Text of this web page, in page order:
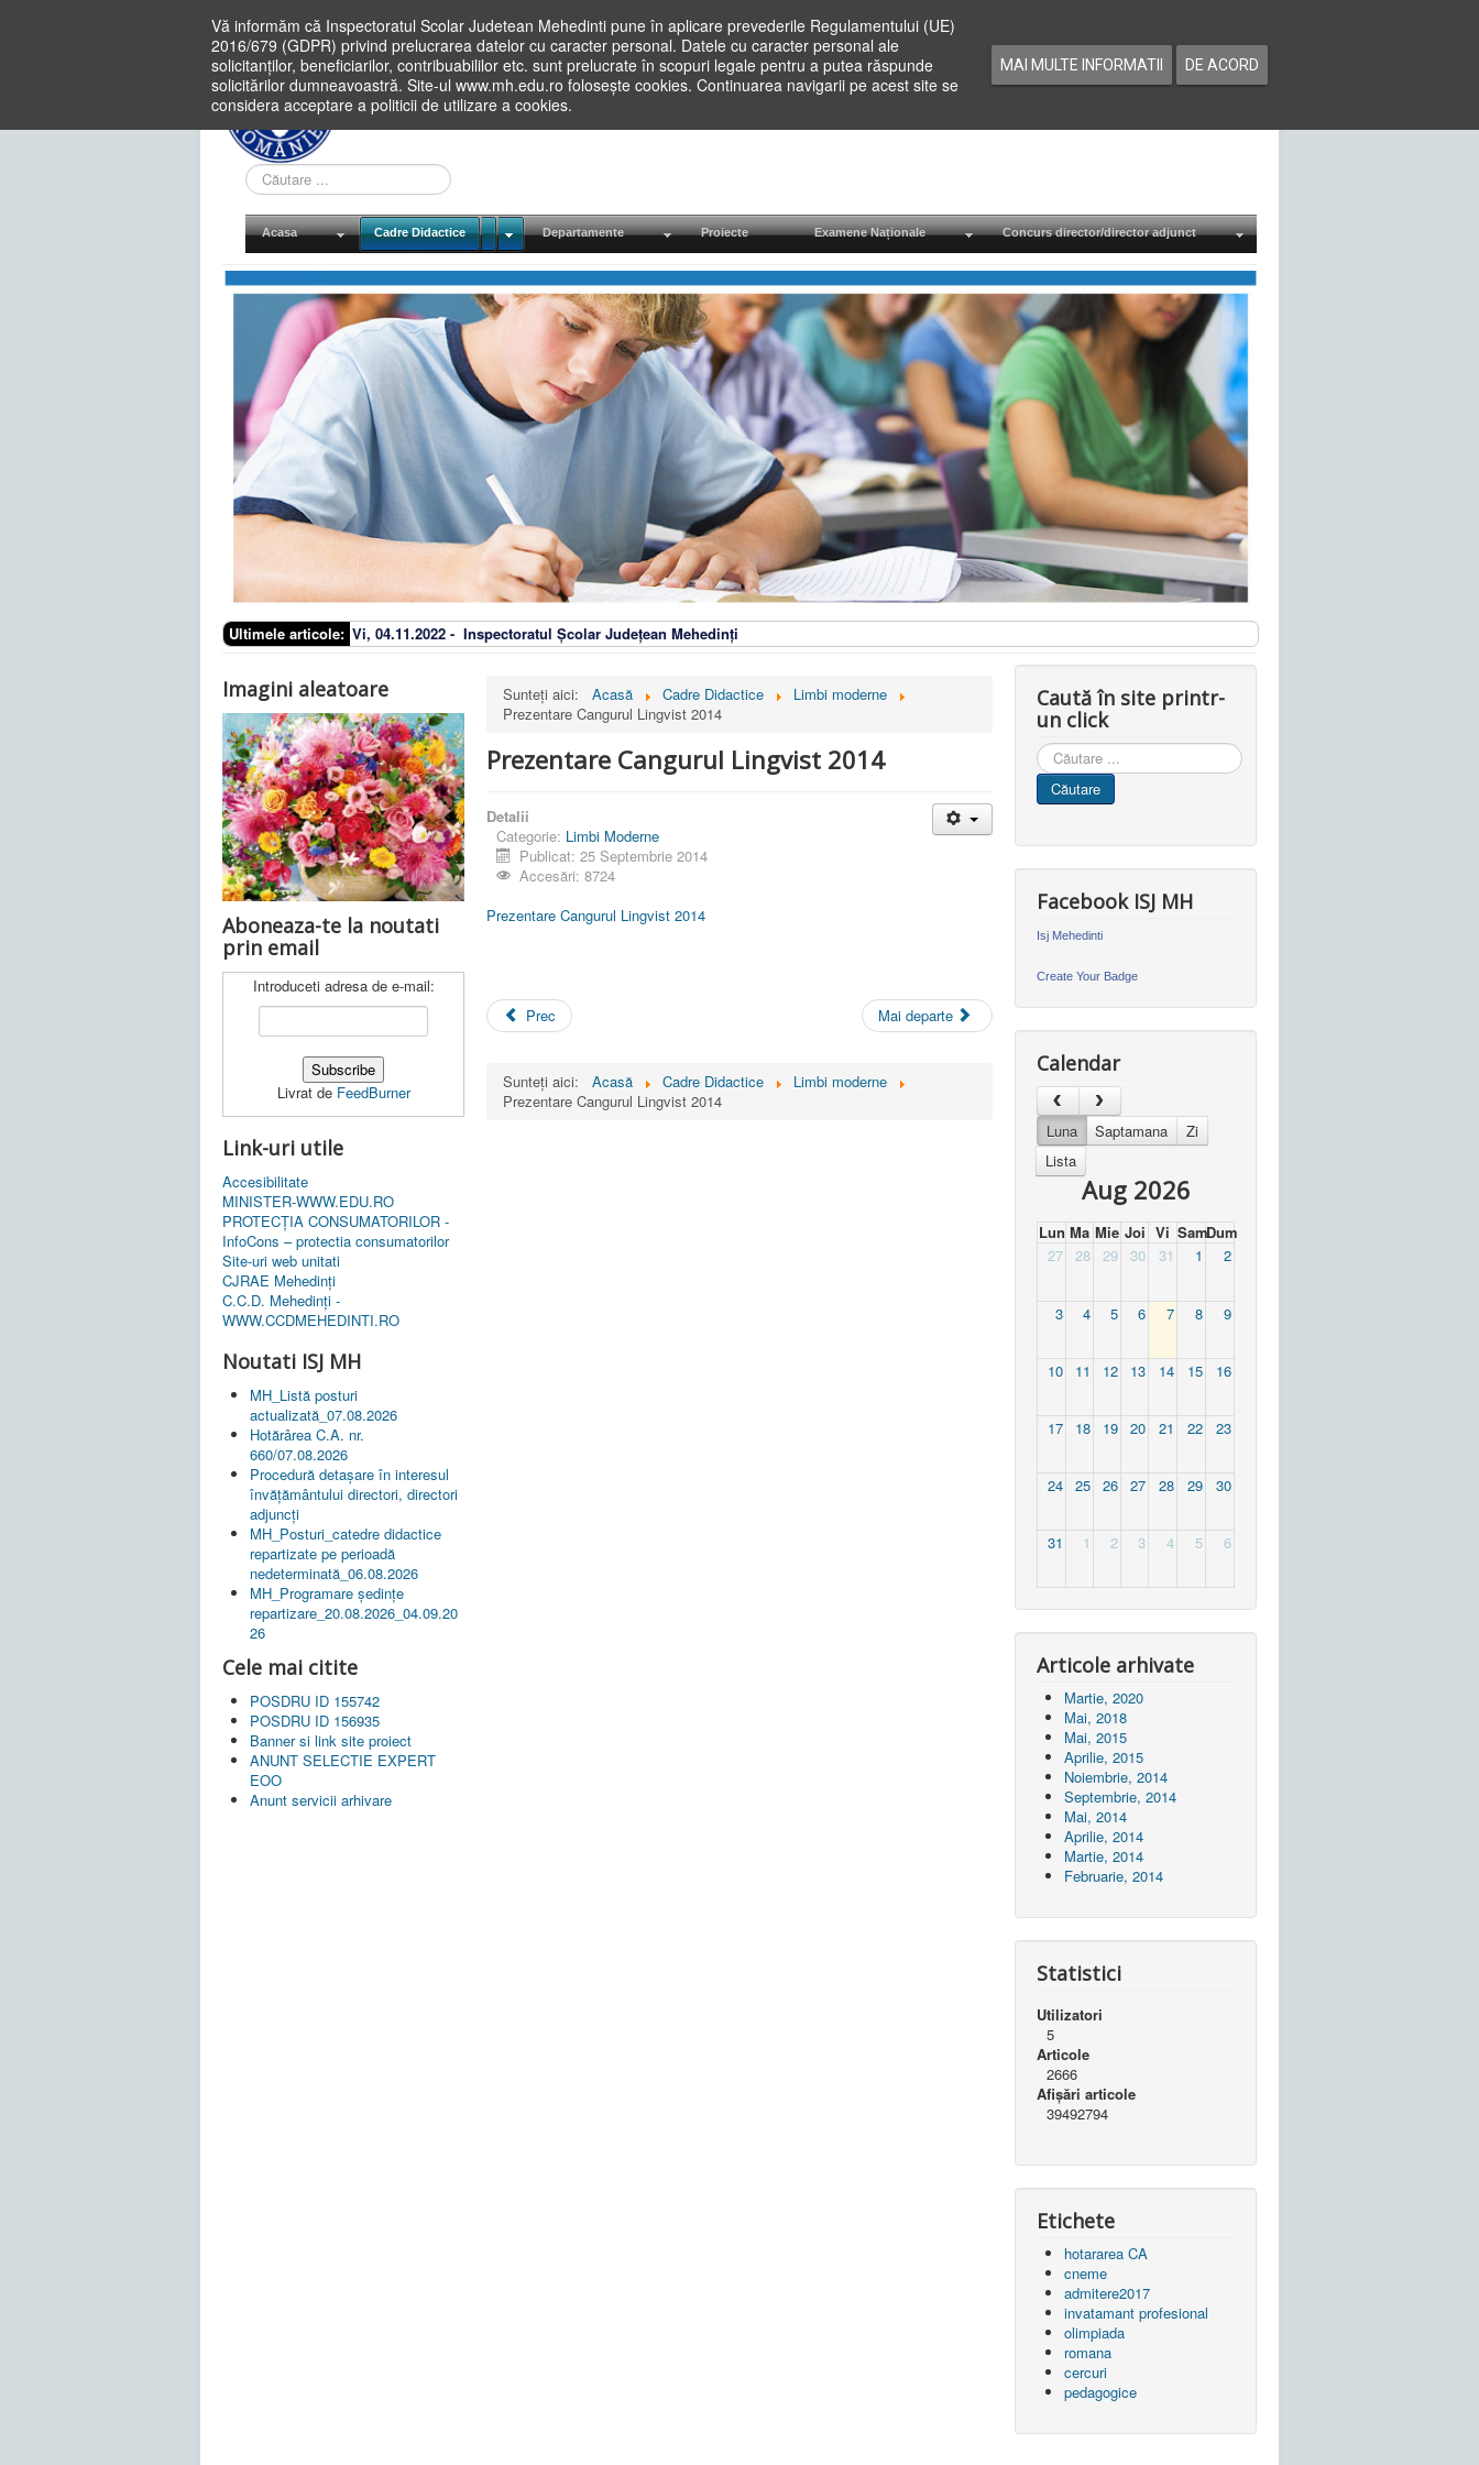
Vă informăm că Inspectoratul Scolar Judetean Mehedinti pune în aplicare prevederile Regulamentului (UE)
2016/679 (GDPR) privind prelucrarea datelor cu caracter personal. Datele cu caracter personal ale
solicitanților, beneficiarilor, contribuabililor etc. sunt prelucrate în scopuri legale pentru a putea răspunde
solicitărilor dumneavoastră. Site-ul www.mh.edu.ro folosește cookies. Continuarea navigarii pe acest site se
considera acceptare a politicii de utilizare a cookies.
MAI MULTE INFORMATII DE ACORD
Cauta
in
site
Acasa Cadre Didactice Departamente Proiecte Examene Naționale Concurs director/director adjunct
Ultimele articole: Vi, 04.11.2022 - Inspectoratul Școlar Județean Mehedinți
Imagini aleatoare
Aboneaza-te la noutati
prin email
Introduceti adresa de e-mail:
Livrat de FeedBurner
Link-uri utile
Accesibilitate
MINISTER-WWW.EDU.RO
PROTECȚIA CONSUMATORILOR -
InfoCons – protectia consumatorilor
Site-uri web unitati
CJRAE Mehedinți
C.C.D. Mehedinţi -
WWW.CCDMEHEDINTI.RO
Noutati ISJ MH
MH_Listă posturi
actualizată_07.08.2026
Hotărârea C.A. nr.
660/07.08.2026
Procedură detașare în interesul
învățământului directori, directori
adjuncți
MH_Posturi_catedre didactice
repartizate pe perioadă
nedeterminată_06.08.2026
MH_Programare ședințe
repartizare_20.08.2026_04.09.20
26
Cele mai citite
POSDRU ID 155742
POSDRU ID 156935
Banner si link site proiect
ANUNT SELECTIE EXPERT
EOO
Anunt servicii arhivare
Sunteți aici: Acasă Cadre Didactice
Limbi moderne
Prezentare Cangurul Lingvist 2014
Prezentare Cangurul Lingvist 2014
Detalii
Categorie: Limbi Moderne
Publicat: 25 Septembrie 2014
Accesări: 8724
Prezentare Cangurul Lingvist 2014
Prec Mai departe
Sunteți aici: Acasă Cadre Didactice
Limbi moderne
Prezentare Cangurul Lingvist 2014
Caută în site printr-
un click
Cauta
in
site
Căutare
Facebook ISJ MH
Isj Mehedinti
Create Your Badge
Calendar
Luna Saptamana
Zi
Lista
Aug 2026
Lun Ma Mie Joi Vi SamDum
27
28 29 30 31 1 2
3 4 5 6 7 8 9
10 11 12 13 14 15 16
17 18 19 20 21 22 23
24 25 26 27 28 29 30
31 1 2 3 4 5 6
Articole arhivate
Martie, 2020
Mai, 2018
Mai, 2015
Aprilie, 2015
Noiembrie, 2014
Septembrie, 2014
Mai, 2014
Aprilie, 2014
Martie, 2014
Februarie, 2014
Statistici
Utilizatori
5
Articole
2666
Afișări articole
39492794
Etichete
hotararea CA
cneme
admitere2017
invatamant profesional
olimpiada
romana
cercuri
pedagogice